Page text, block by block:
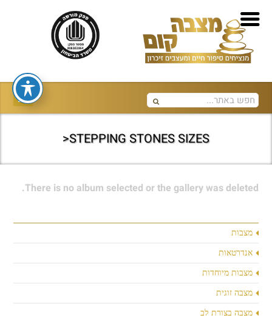
STEPPING STONES SIZES<
מצבות
אנדרטאות
מצבות מיוחדות
מצבה זוגית
מצבה בצורת לב
There is no album selected or the gallery was deleted.